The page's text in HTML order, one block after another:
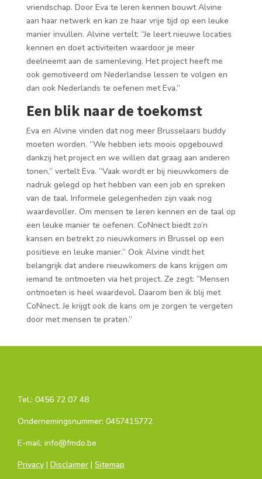
vriendschap. Door Eva te leren kennen bouwt Alvine
aan haar netwerk en kan ze haar vrije tijd op een leuke
manier invullen. Alvine vertelt: “Je leert nieuwe locaties
kennen en doet activiteiten waardoor je meer
deelneemt aan de samenleving. Het project heeft me
ook gemotiveerd om Nederlandse lessen te volgen en
dan ook Nederlands te oefenen met Eva.”
Een blik naar de toekomst
Eva en Alvine vinden dat nog meer Brusselaars buddy
moeten worden. “We hebben iets moois opgebouwd
dankzij het project en we willen dat graag aan anderen
tonen,” vertelt Eva. “Vaak wordt er bij nieuwkomers de
nadruk gelegd op het hebben van een job en spreken
van de taal. Informele gelegenheden zijn vaak nog
waardevoller. Om mensen te leren kennen en de taal op
een leuke manier te oefenen. CoNnect biedt zo’n
kansen en betrekt zo nieuwkomers in Brussel op een
positieve en leuke manier.” Ook Alvine vindt het
belangrijk dat andere nieuwkomers de kans krijgen om
iemand te ontmoeten via het project. Ze zegt: “Mensen
ontmoeten is heel waardevol. Daarom ben ik blij met
CoNnect. Je krijgt ook de kans om je zorgen te vergeten
door met mensen te praten.”
Tel.: 0456 72 07 48
Ondernemingsnummer: 0457415772
E-mail: info@fmdo.be
Privacy | Disclaimer | Sitemap